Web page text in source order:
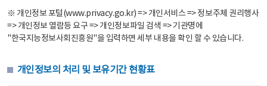
※ 개인정보 포털(www.privacy.go.kr) => 개인서비스 => 정보주체 권리행사
=> 개인정보 열람등 요구 => 개인정보파일 검색 => 기관명에
"한국지능정보사회진흥원"을 입력하면 세부 내용을 확인 할 수 있습니다.
개인정보의 처리 및 보유기간 현황표